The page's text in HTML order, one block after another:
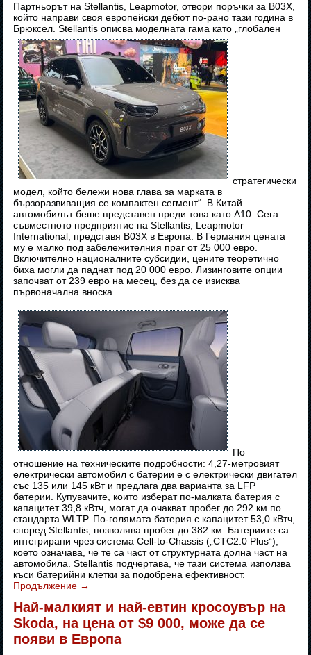
Партньорът на Stellantis, Leapmotor, отвори поръчки за B03X,
който направи своя европейски дебют по-рано тази година в
Брюксел. Stellantis описва моделната гама като „глобален
стратегически
модел, който бележи нова глава за марката в
бързоразвиващия се компактен сегмент“. В Китай
автомобилът беше представен преди това като A10. Сега
съвместното предприятие на Stellantis, Leapmotor
International, представя B03X в Европа. В Германия цената
му е малко под забележителния праг от 25 000 евро.
Включително националните субсидии, цените теоретично
биха могли да паднат под 20 000 евро. Лизинговите опции
започват от 239 евро на месец, без да се изисква
първоначална вноска.
По
отношение на техническите подробности: 4,27-метровият
електрически автомобил с батерии е с електрически двигател
със 135 или 145 кВт и предлага два варианта за LFP
батерии. Купувачите, които изберат по-малката батерия с
капацитет 39,8 кВтч, могат да очакват пробег до 292 км по
стандарта WLTP. По-голямата батерия с капацитет 53,0 кВтч,
според Stellantis, позволява пробег до 382 км. Батериите са
интегрирани чрез система Cell-to-Chassis („CTC2.0 Plus“),
което означава, че те са част от структурната долна част на
автомобила. Stellantis подчертава, че тази система използва
къси батерийни клетки за подобрена ефективност.
Продължение →
Най-малкият и най-евтин кросоувър на
Skoda, на цена от $9 000, може да се
появи в Европа